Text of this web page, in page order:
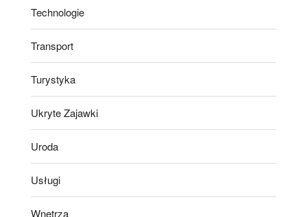
Technologie
Transport
Turystyka
Ukryte Zajawki
Uroda
Usługi
Wnętrza